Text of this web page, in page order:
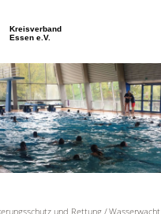
Kreisverband
Essen e.V.
und Rettung Wasserwacht